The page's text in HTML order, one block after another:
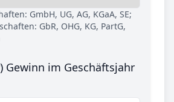
GmbH, UG, AG, KGaA, SE;
GbR, OHG, KG, PartG,
Gewinn im Geschäftsjahr